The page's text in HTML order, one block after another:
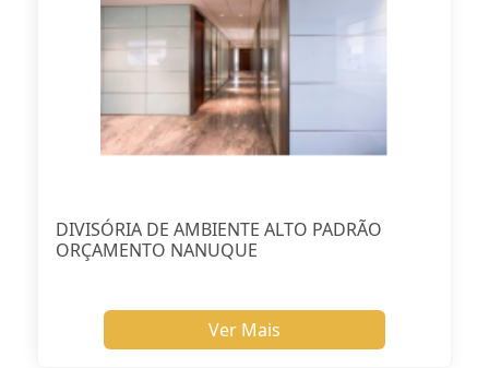
DIVISÓRIA DE AMBIENTE ALTO PADRÃO
ORÇAMENTO NANUQUE
Ver Mais